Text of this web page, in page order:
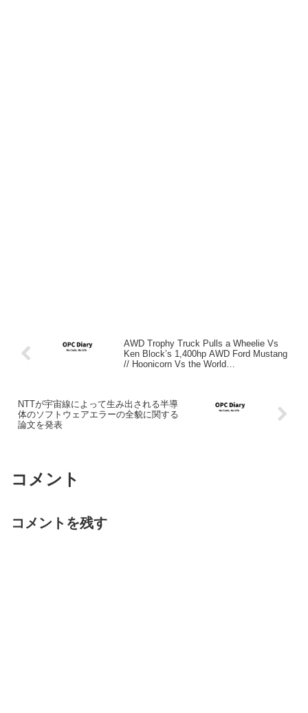
AWD Trophy Truck Pulls a Wheelie Vs
Ken Block’s 1,400hp AWD Ford Mustang
// Hoonicorn Vs the World
NTTが宇宙線によって生み出される半導
体のソフトウェアエラーの全貌に関する
論文を発表
コメント
コメントを残す